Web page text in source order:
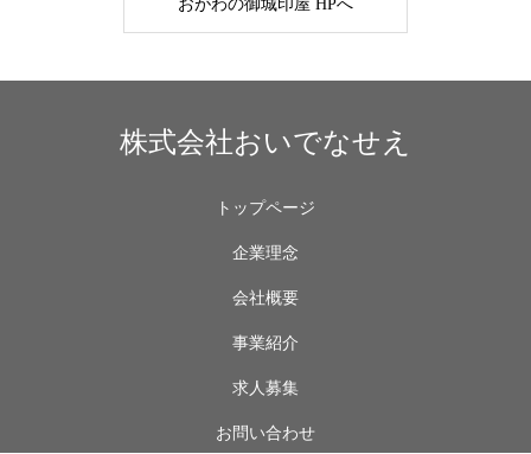
おがわの御城印屋 HPへ
株式会社おいでなせえ
トップページ
企業理念
会社概要
事業紹介
求人募集
お問い合わせ